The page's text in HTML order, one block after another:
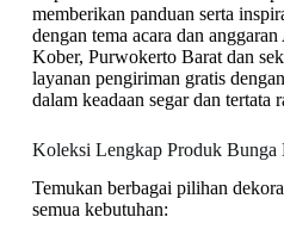
memberikan panduan serta
dengan tema acara dan
Kober, Purwokerto Barat dan
layanan pengiriman gratis
dalam keadaan segar dan tertata
Koleksi Lengkap Produk
Temukan berbagai pilihan
semua kebutuhan: